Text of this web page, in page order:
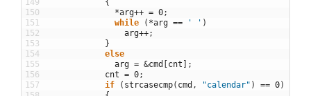
149
150
151
152
153
154
155
156
157
{
*arg++ = 0;
while
( *arg == ' ' )
arg++;
}
else
arg = &cmd cnt
;
cnt = 0;
if
( strcasecmp( cmd , "calendar" ) == 0)